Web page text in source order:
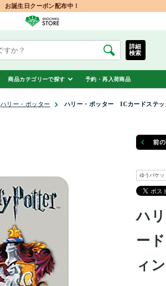
お誕生日クーポン配布中！
詳細
検索
商品カテゴリーで探す 予約・再入荷商品
ハリー・ポッター ハリー・ポッター ICカードステッ
前
ゆうパケッ
ハ
ー
ィ